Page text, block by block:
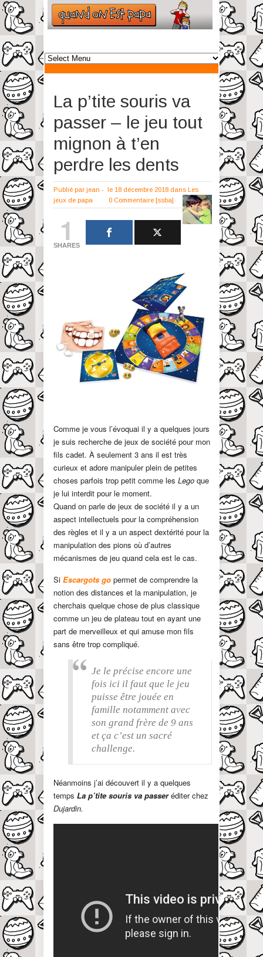
La p’tite souris va
passer – le jeu tout
mignon à t’en
perdre les dents
Publié par jean - le 18 décembre 2018 dans Les
jeux de papa
0 Commentaire [ssba]
1
SHARES
Comme je vous l’évoquai il y a quelques jours
je suis recherche de jeux de société pour mon
fils cadet. À seulement 3 ans il est très
curieux et adore manipuler plein de petites
choses parfois trop petit comme les Lego que
je lui interdit pour le moment.
Quand on parle de jeux de société il y a un
aspect intellectuels pour la compréhension
des règles et il y a un aspect dextérité pour la
manipulation des pions où d’autres
mécanismes de jeu quand cela est le cas.
Si Escargots go permet de comprendre la
notion des distances et la manipulation, je
cherchais quelque chose de plus classique
comme un jeu de plateau tout en ayant une
part de merveilleux et qui amuse mon fils
sans être trop compliqué.
Je le précise encore une
fois ici il faut que le jeu
puisse être jouée en
famille notamment avec
son grand frère de 9 ans
et ça c’est un sacré
challenge.
Néanmoins j’ai découvert il y a quelques
temps La p’tite souris va passeréditer chez
Dujardin.